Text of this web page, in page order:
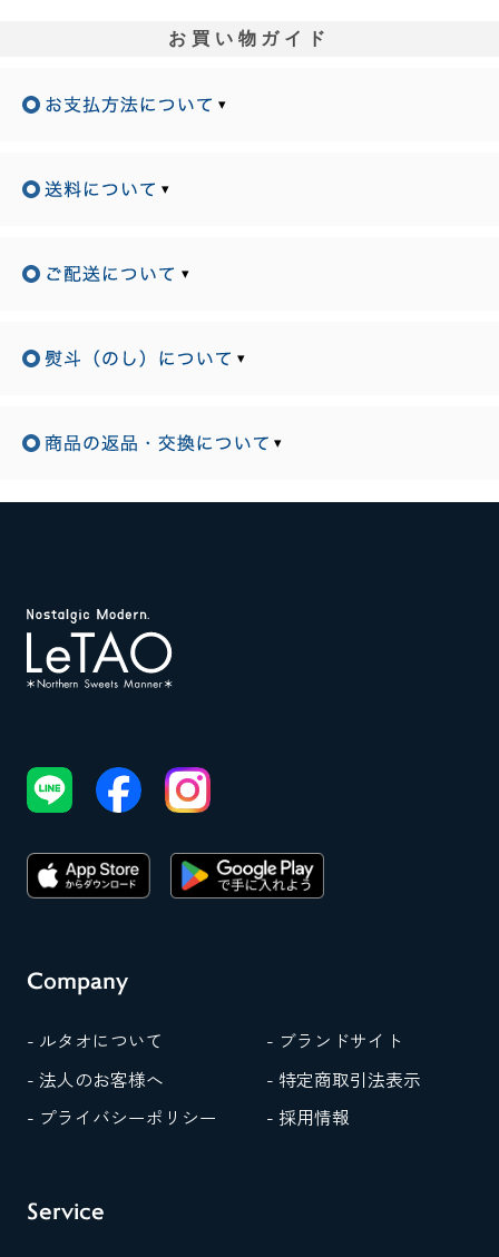
お買い物ガイド
▾
▾
▾
▾
▾
Company
- ルタオについて
- ブランドサイト
- 法人のお客様へ
- 特定商取引法表示
- プライバシーポリシー
- 採用情報
Service